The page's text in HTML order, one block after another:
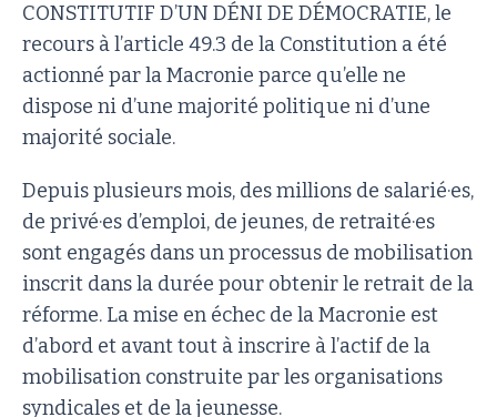
CONSTITUTIF D’UN DÉNI DE DÉMOCRATIE, le
recours à l’article 49.3 de la Constitution a été
actionné par la Macronie parce qu’elle ne
dispose ni d’une majorité politique ni d’une
majorité sociale.
Depuis plusieurs mois, des millions de salarié·es,
de privé·es d’emploi, de jeunes, de retraité·es
sont engagés dans un processus de mobilisation
inscrit dans la durée pour obtenir le retrait de la
réforme. La mise en échec de la Macronie est
d’abord et avant tout à inscrire à l’actif de la
mobilisation construite par les organisations
syndicales et de la jeunesse.